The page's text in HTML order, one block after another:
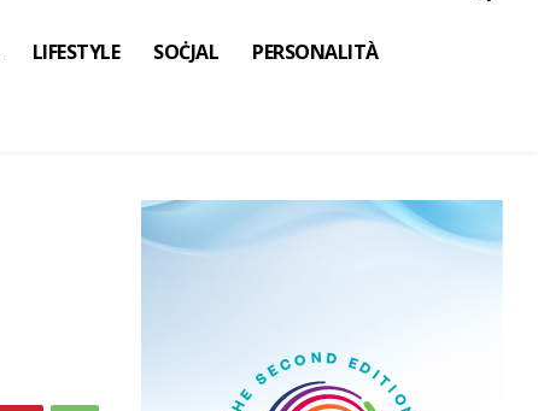
LIFESTYLE SOĊJAL PERSONALITÀ